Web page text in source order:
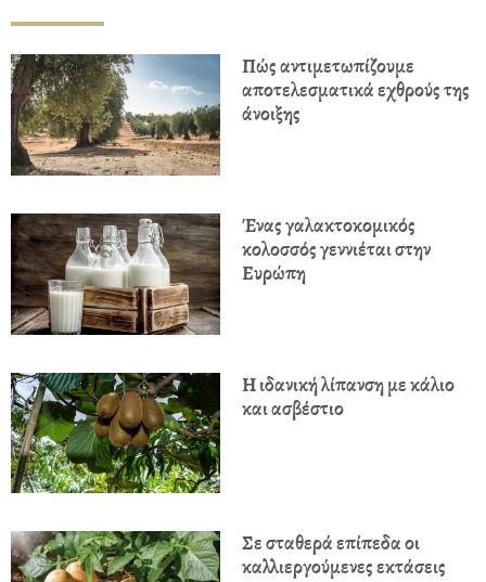
Πώς αντιμετωπίζουμε
αποτελεσματικά εχθρούς της
άνοιξης
Ένας γαλακτοκομικός
κολοσσός γεννιέται στην
Ευρώπη
Η ιδανική λίπανση με κάλιο
και ασβέστιο
Σε σταθερά επίπεδα οι
καλλιεργούμενες εκτάσεις